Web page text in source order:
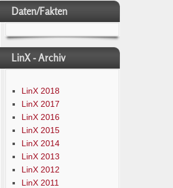
Daten/Fakten
LinX - Archiv
LinX 2018
LinX 2017
LinX 2016
LinX 2015
LinX 2014
LinX 2013
LinX 2012
LinX 2011